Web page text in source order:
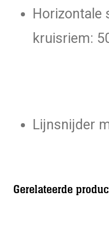
Horizontale
kruisriem:
Lijnsnijder
Gerelateerde